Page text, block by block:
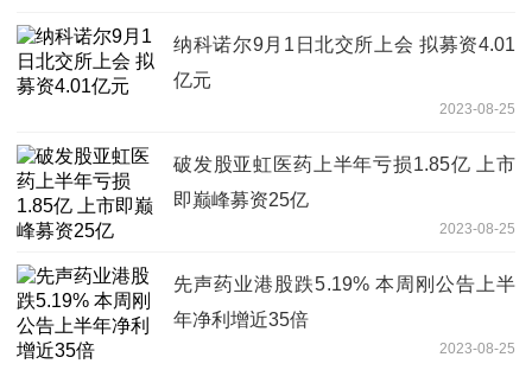
纳科诺尔9月1日北交所上会 拟募资4.01
亿元
2023-08-25
破发股亚虹医药上半年亏损1.85亿 上市
即巅峰募资25亿
2023-08-25
先声药业港股跌5.19% 本周刚公告上半
年净利增近35倍
2023-08-25